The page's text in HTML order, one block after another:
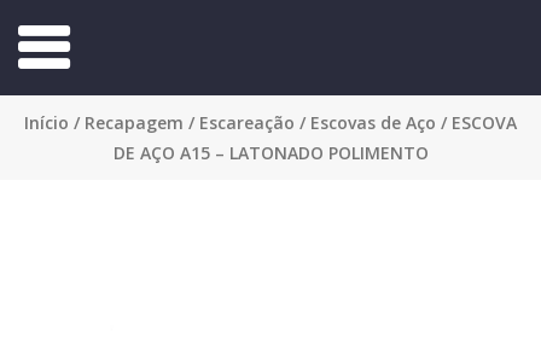
Início / Recapagem / Escareação / Escovas de Aço / ESCOVA
DE AÇO A15 – LATONADO POLIMENTO